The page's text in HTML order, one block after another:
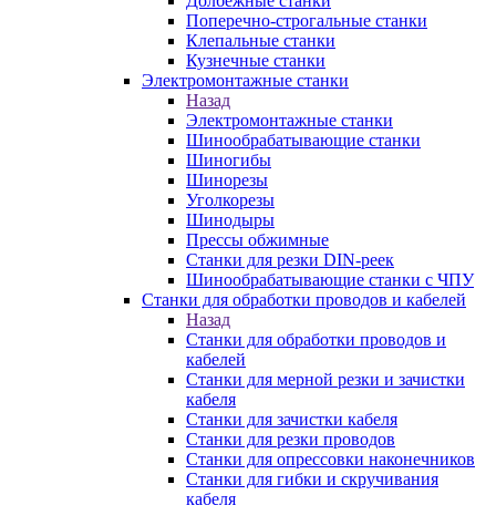
Поперечно-строгальные станки
Клепальные станки
Кузнечные станки
Электромонтажные станки
Назад
Электромонтажные станки
Шинообрабатывающие станки
Шиногибы
Шинорезы
Уголкорезы
Шинодыры
Прессы обжимные
Станки для резки DIN-реек
Шинообрабатывающие станки с ЧПУ
Станки для обработки проводов и кабелей
Назад
Станки для обработки проводов и
кабелей
Станки для мерной резки и зачистки
кабеля
Станки для зачистки кабеля
Станки для резки проводов
Станки для опрессовки наконечников
Станки для гибки и скручивания
кабеля